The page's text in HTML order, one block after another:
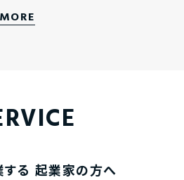
MORE
る 起業家の方へ